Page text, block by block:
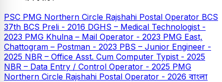
PSC PMG Northern Circle Rajshahi Postal Operator BCS
37th BCS Preli - 2016 DGHS – Medical Technologist -
2023 PMG Khulna – Mail Operator - 2023 PMG East,
Chattogram – Postman - 2023 PBS – Junior Engineer -
2025 NBR – Office Asst. Cum Computer Typist - 2025
NBR – Data Entry / Control Operator - 2025 PMG
Northern Circle Rajshahi Postal Operator - 2026 বাংলা